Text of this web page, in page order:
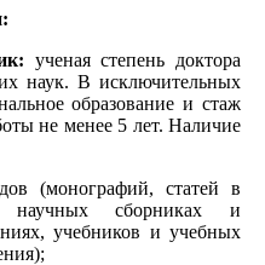
ученая степень доктора
наук. В исключительных
образование и стаж
не менее 5 лет. Наличие
(монографий, статей в
научных сборниках и
учебников и учебных